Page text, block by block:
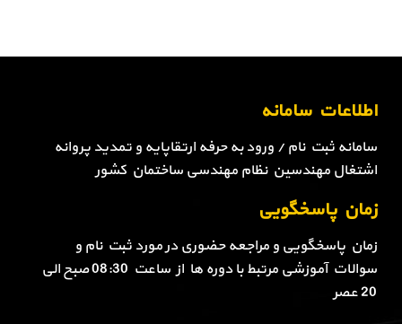
اطلاعات سامانه
سامانه ثبت نام / ورود به حرفه ارتقاپایه و تمدید پروانه
اشتغال مهندسین نظام مهندسی ساختمان کشور
زمان پاسخگویی
زمان پاسخگویی و مراجعه حضوری در مورد ثبت نام و
سوالات آموزشی مرتبط با دوره ها از ساعت 08:30 صبح الی
20 عصر